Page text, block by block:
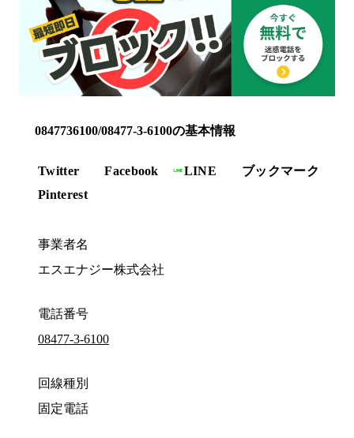
0847736100/08477-3-6100の基本情報
Twitter Facebook LINE
ブックマーク
Pinterest
事業者名
エスエナジー株式会社
電話番号
08477-3-6100
回線種別
固定電話